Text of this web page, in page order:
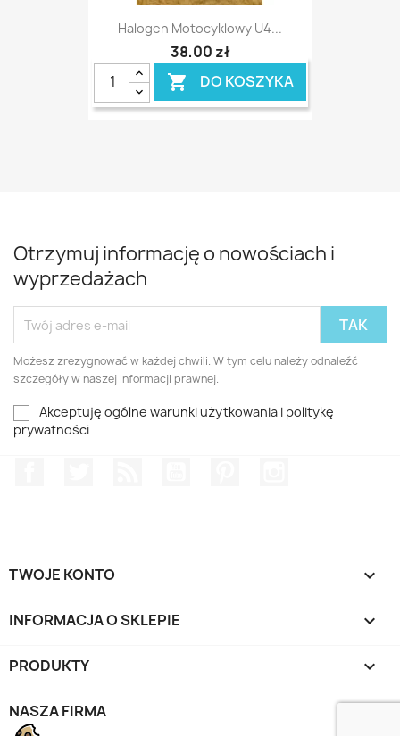
Halogen Motocyklowy U4...
38,00 zł
 DO KOSZYKA
Otrzymuj informację o nowościach i
wyprzedażach
Możesz zrezygnować w każdej chwili. W tym celu należy odnaleźć
szczegóły w naszej informacji prawnej.
Akceptuję ogólne warunki użytkowania i politykę
prywatności
TWOJE KONTO 
INFORMACJA O SKLEPIE keyboard_arrow_down
PRODUKTY 
NASZA FIRMA